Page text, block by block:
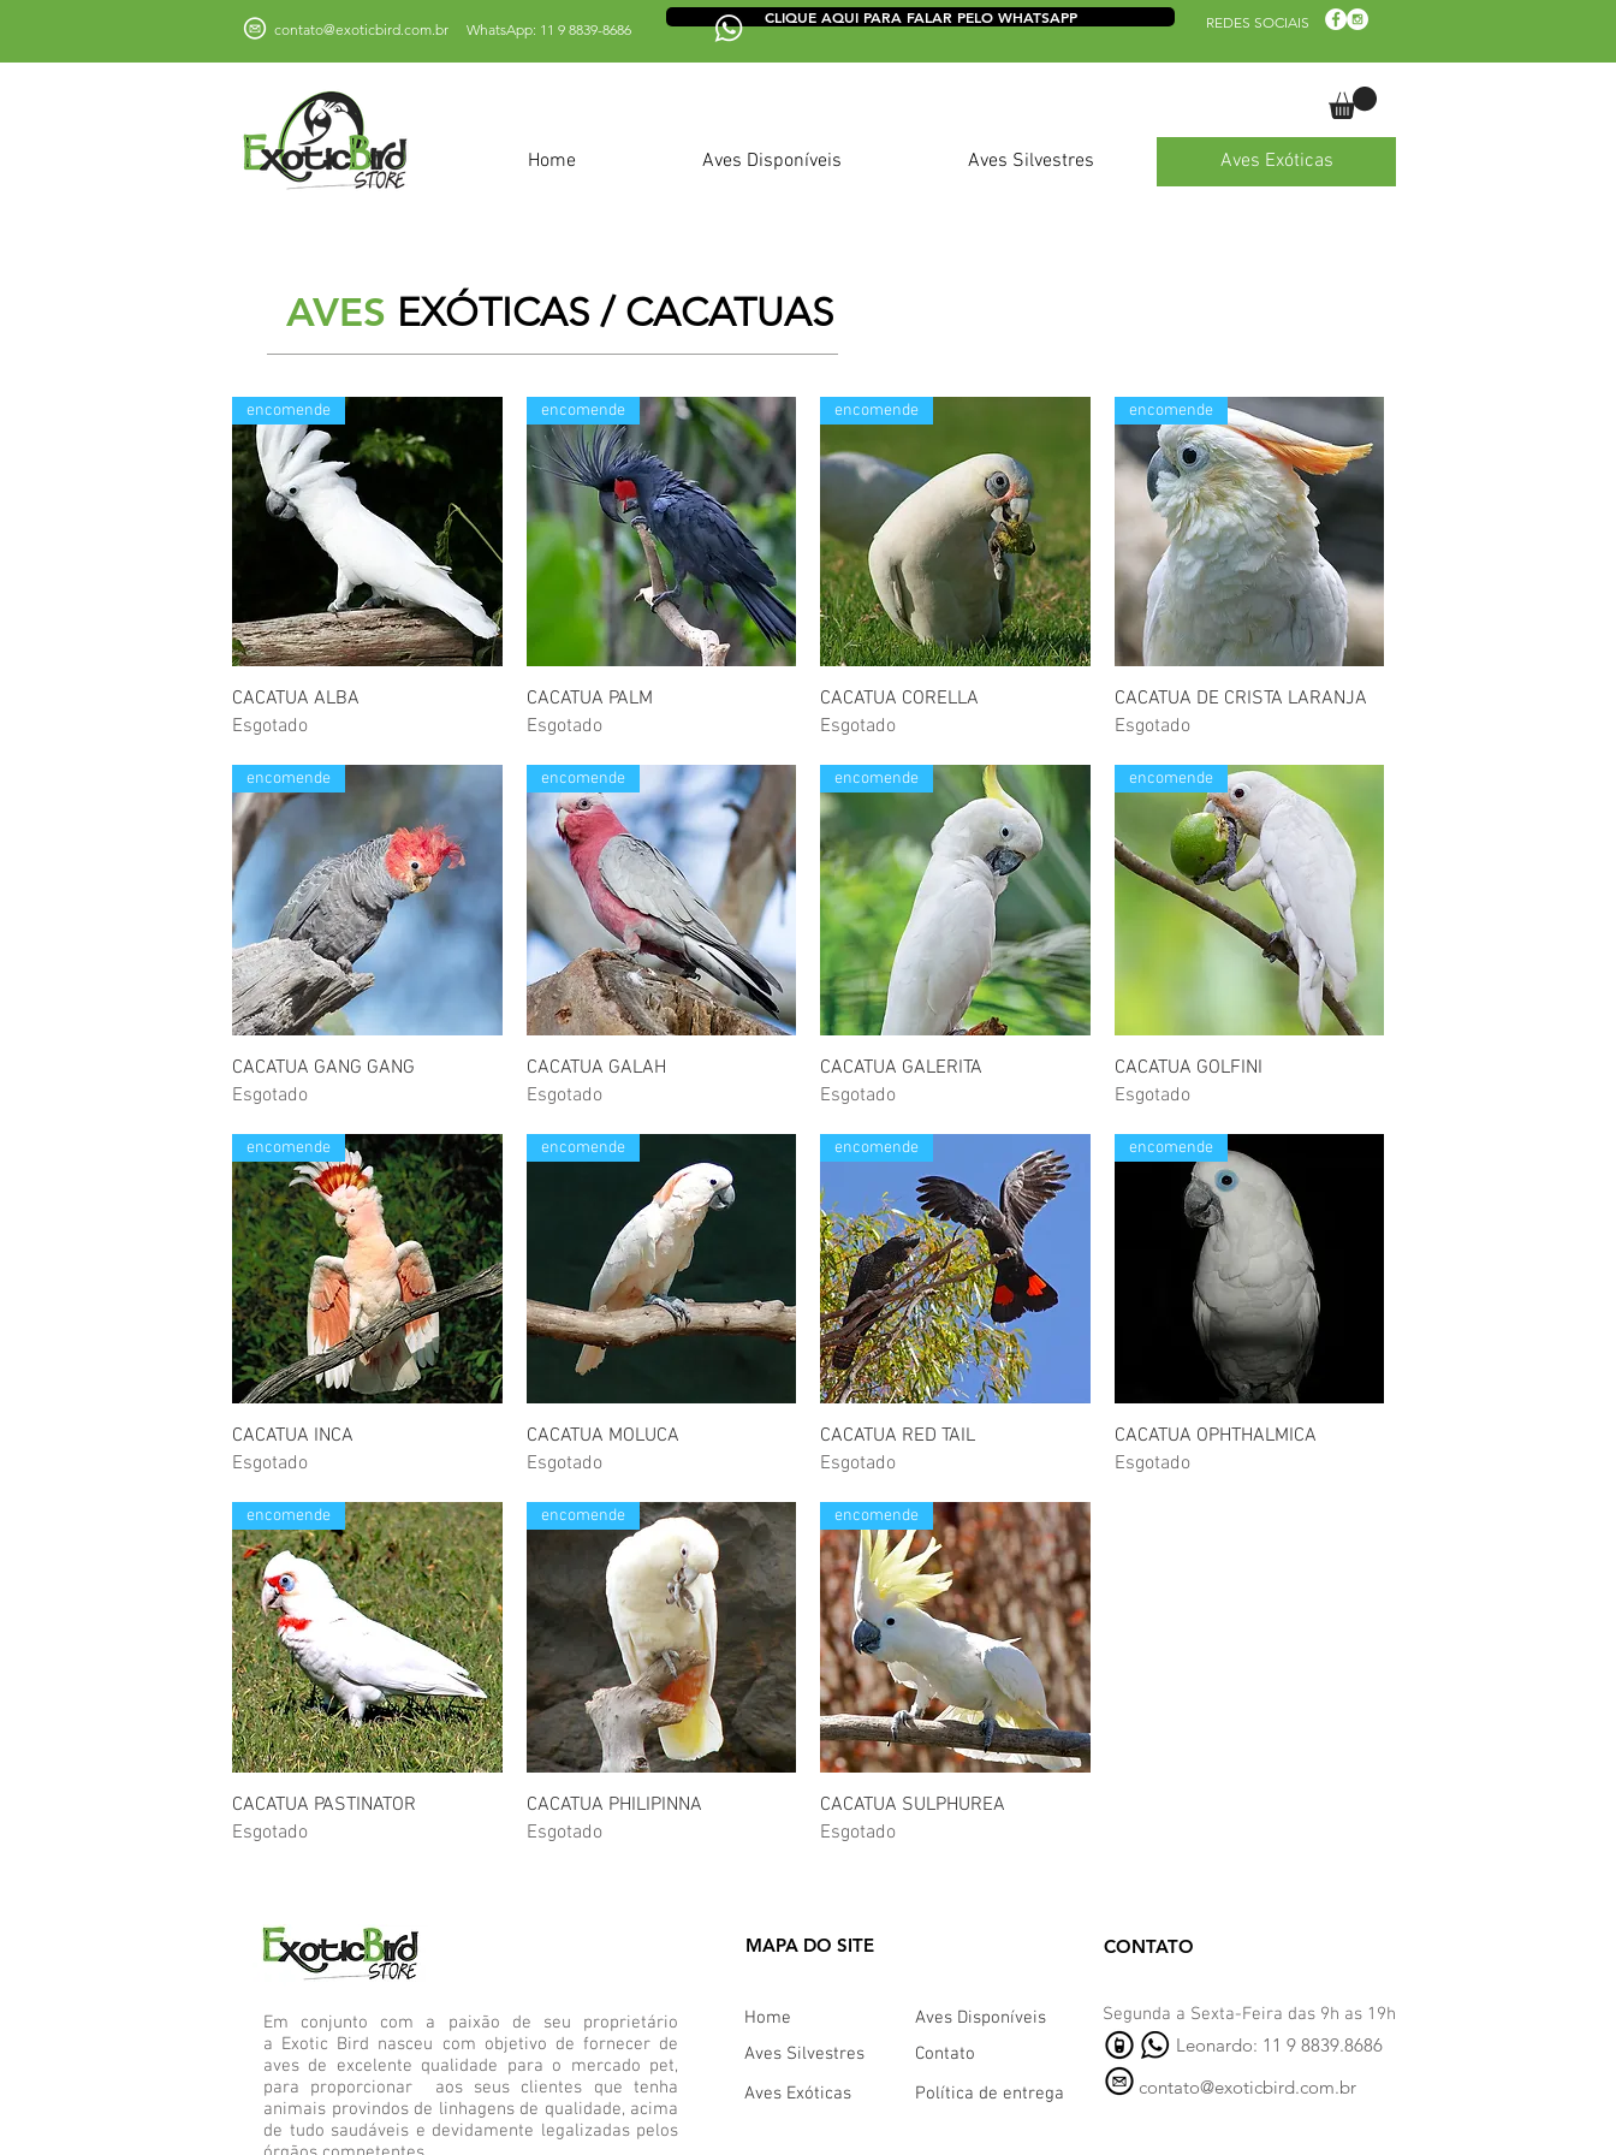
contato@exoticbird.com.br WhatsApp: 11 9 8839-8686
CLIQUE AQUI PARA FALAR PELO WHATSAPP REDES SOCIAIS
Home Aves Disponíveis Aves Silvestres Aves Exóticas
AVES EXÓTICAS / CACATUAS
Visualização rápida
encomende
CACATUA ALBA
Esgotado
Visualização rápida
encomende
CACATUA PALM
Esgotado
Visualização rápida
encomende
CACATUA CORELLA
Esgotado
Visualização rápida
encomende
CACATUA DE CRISTA LARANJA
Esgotado
Visualização rápida
encomende
CACATUA GANG GANG
Esgotado
Visualização rápida
encomende
CACATUA GALAH
Esgotado
Visualização rápida
encomende
CACATUA GALERITA
Esgotado
Visualização rápida
encomende
CACATUA GOLFINI
Esgotado
Visualização rápida
encomende
CACATUA INCA
Esgotado
Visualização rápida
encomende
CACATUA MOLUCA
Esgotado
Visualização rápida
encomende
CACATUA RED TAIL
Esgotado
Visualização rápida
encomende
CACATUA OPHTHALMICA
Esgotado
Visualização rápida
encomende
CACATUA PASTINATOR
Esgotado
Visualização rápida
encomende
CACATUA PHILIPINNA
Esgotado
Visualização rápida
encomende
CACATUA SULPHUREA
Esgotado
MAPA DO SITE
Em conjunto com a paixão de seu proprietário
a Exotic Bird nasceu com objetivo de fornecer de
aves de excelente qualidade para o mercado pet,
para proporcionar aos seus clientes que tenha
animais provindos de linhagens de qualidade, acima
de tudo saudáveis e devidamente legalizadas pelos
Home
Aves Disponíveis
Aves Silvestres
Contato
Aves Exóticas
Política de entrega
CONTATO
Segunda a Sexta-Feira das 9h as 19h
Leonardo: 11 9 8839.8686
contato@exoticbird.com.br